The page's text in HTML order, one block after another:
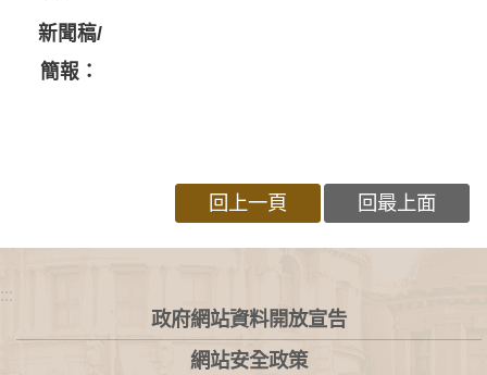
新聞稿/
簡報：
回上一頁 回最上面
:::
政府網站資料開放宣告
網站安全政策